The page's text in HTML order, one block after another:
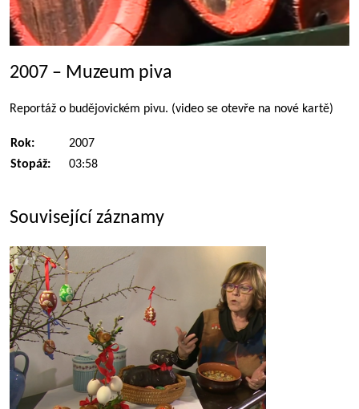
2007 – Muzeum piva
Reportáž o budějovickém pivu. (video se otevře na nové kartě)
Rok:
2007
Stopáž:
03:58
Související záznamy